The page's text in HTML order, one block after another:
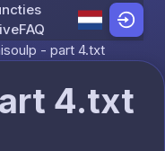
content
FAQ
- part 4.txt
4.txt